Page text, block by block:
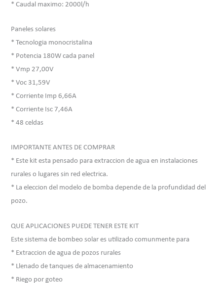
* Caudal maximo: 2000l/h
Paneles solares
* Tecnologia monocristalina
* Potencia 180W cada panel
* Vmp 27,00V
* Voc 31,59V
* Corriente Imp 6,66A
* Corriente Isc 7,46A
* 48 celdas
IMPORTANTE ANTES DE COMPRAR
* Este kit esta pensado para extraccion de agua en instalaciones
rurales o lugares sin red electrica.
* La eleccion del modelo de bomba depende de la profundidad del
pozo.
QUE APLICACIONES PUEDE TENER ESTE KIT
Este sistema de bombeo solar es utilizado comunmente para
* Extraccion de agua de pozos rurales
* Llenado de tanques de almacenamiento
* Riego por goteo